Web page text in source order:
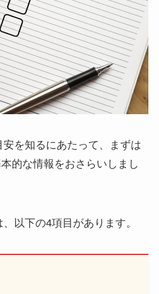
を知るにあたって、まずは
的な情報をおさらいしまし
以下の4項目があります。